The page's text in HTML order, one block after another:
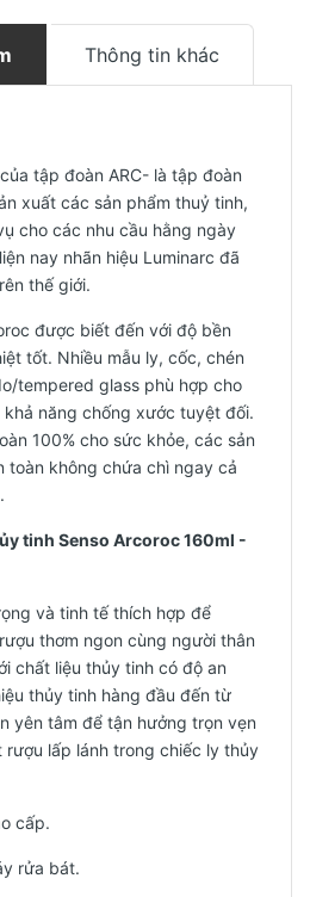
Thông tin khác
tập đoàn ARC- là tập đoàn
xuất các sản phẩm thuỷ tinh,
cho các nhu cầu hằng ngày
nay nhãn hiệu Luminarc đã
thế giới.
được biết đến với độ bền
tốt. Nhiều mẫu ly, cốc, chén
tempered glass phù hợp cho
năng chống xước tuyệt đối.
100% cho sức khỏe, các sản
toàn không chứa chì ngay cả
tinh Senso Arcoroc 160ml -
và tinh tế thích hợp để
thơm ngon cùng người thân
chất liệu thủy tinh có độ an
thủy tinh hàng đầu đến từ
yên tâm để tận hưởng trọn vẹn
lấp lánh trong chiếc ly thủy
cấp.
rửa bát.